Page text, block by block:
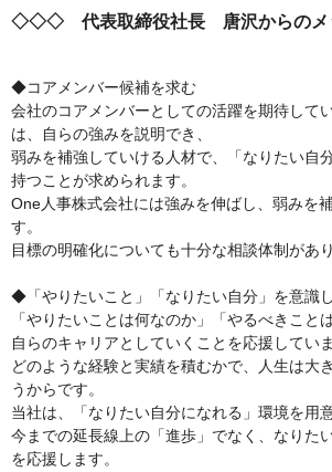
◇◇◇ 代表取締役社長 唐沢からの
◆コアメンバー候補を求む
会社のコアメンバーとしての活躍を期待して
は、自らの強みを説明でき、
弱みを補強していける人材で、「なりたい自
持つことが求められます。
One人事株式会社には強みを伸ばし、弱みを
す。
目標の明確化についても十分な相談体制があり
◆「やりたいこと」「なりたい自分」を意識
「やりたいことは何なのか」「やるべきこと
自らのキャリアとしていくことを応援していま
どのような経験と実績を積むかで、人生は大
うからです。
当社は、「なりたい自分になれる」環境を用
今までの延長線上の「進歩」でなく、なりた
を応援します。